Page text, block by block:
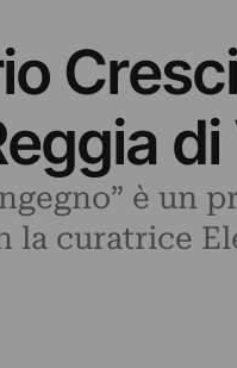
è
la curatrice